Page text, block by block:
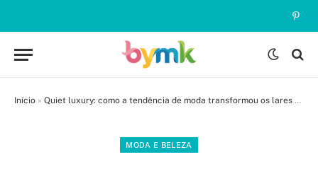
Início » Quiet luxury: como a tendência de moda transformou os lares na Europa
MODA E BELEZA